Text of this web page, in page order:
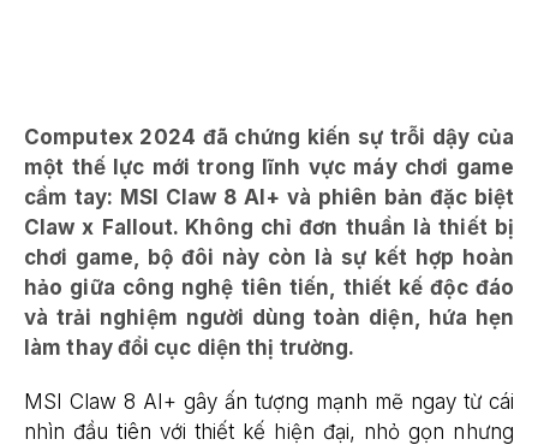
Computex 2024 đã chứng kiến sự trỗi dậy của
một thế lực mới trong lĩnh vực máy chơi game
cầm tay: MSI Claw 8 AI+ và phiên bản đặc biệt
Claw x Fallout. Không chỉ đơn thuần là thiết bị
chơi game, bộ đôi này còn là sự kết hợp hoàn
hảo giữa công nghệ tiên tiến, thiết kế độc đáo
và trải nghiệm người dùng toàn diện, hứa hẹn
làm thay đổi cục diện thị trường.
MSI Claw 8 AI+ gây ấn tượng mạnh mẽ ngay từ cái
nhìn đầu tiên với thiết kế hiện đại, nhỏ gọn nhưng